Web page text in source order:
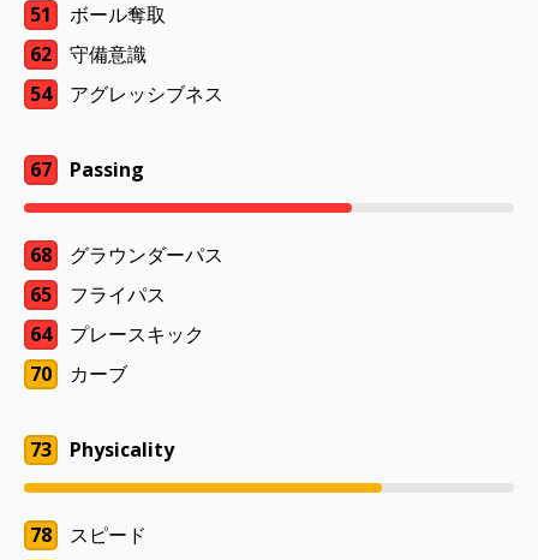
51
ボール奪取
62
守備意識
54
アグレッシブネス
67 Passing
68
グラウンダーパス
65
フライパス
64
プレースキック
70
カーブ
73 Physicality
78
スピード